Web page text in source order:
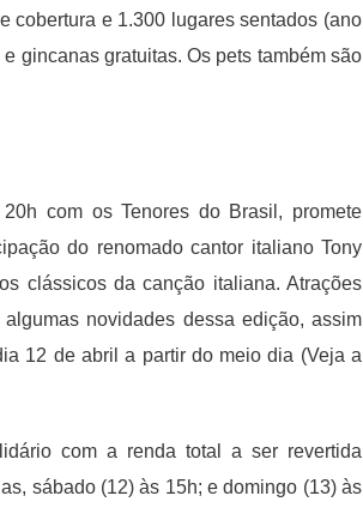
cobertura e 1.300 lugares sentados (ano
gincanas gratuitas. Os pets também são
com os Tenores do Brasil, promete
do renomado cantor italiano Tony
clássicos da canção italiana. Atrações
novidades dessa edição, assim
12 de abril a partir do meio dia (Veja a
com a renda total a ser revertida
sábado (12) às 15h; e domingo (13) às